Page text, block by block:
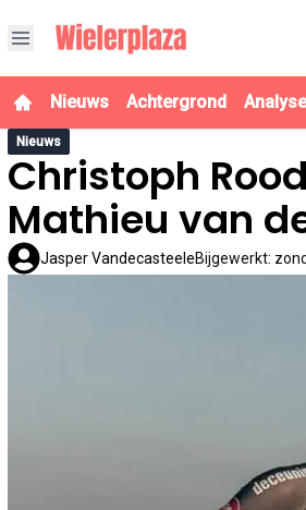
Nieuws Achtergrond Analyse
Nieuws
Christoph
Mathieu van
Jasper VandecasteeleBijgewerkt: